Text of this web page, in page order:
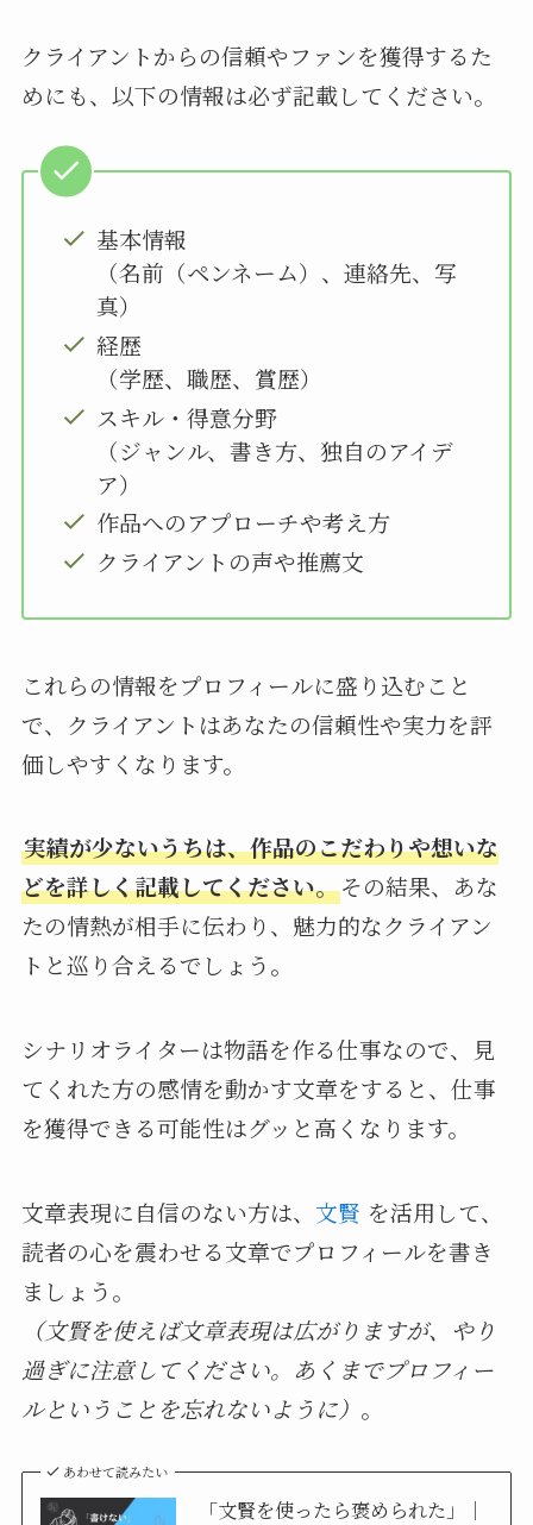
クライアントからの信頼やファンを獲得するた
めにも、以下の情報は必ず記載してください。
基本情報
（名前（ペンネーム）、連絡先、写
真）
経歴
（学歴、職歴、賞歴）
スキル・得意分野
（ジャンル、書き方、独自のアイデ
ア）
作品へのアプローチや考え方
クライアントの声や推薦文
これらの情報をプロフィールに盛り込むこと
で、クライアントはあなたの信頼性や実力を評
価しやすくなります。
実績が少ないうちは、作品のこだわりや想いな
どを詳しく記載してください。その結果、あな
たの情熱が相手に伝わり、魅力的なクライアン
トと巡り合えるでしょう。
シナリオライターは物語を作る仕事なので、見
てくれた方の感情を動かす文章をすると、仕事
を獲得できる可能性はグッと高くなります。
文章表現に自信のない方は、 文賢 を活用して、
読者の心を震わせる文章でプロフィールを書き
ましょう。
（文賢を使えば文章表現は広がりますが、やり
過ぎに注意してください。あくまでプロフィー
ルということを忘れないように） 。
あわせて読みたい
「文賢を使ったら褒められた」｜